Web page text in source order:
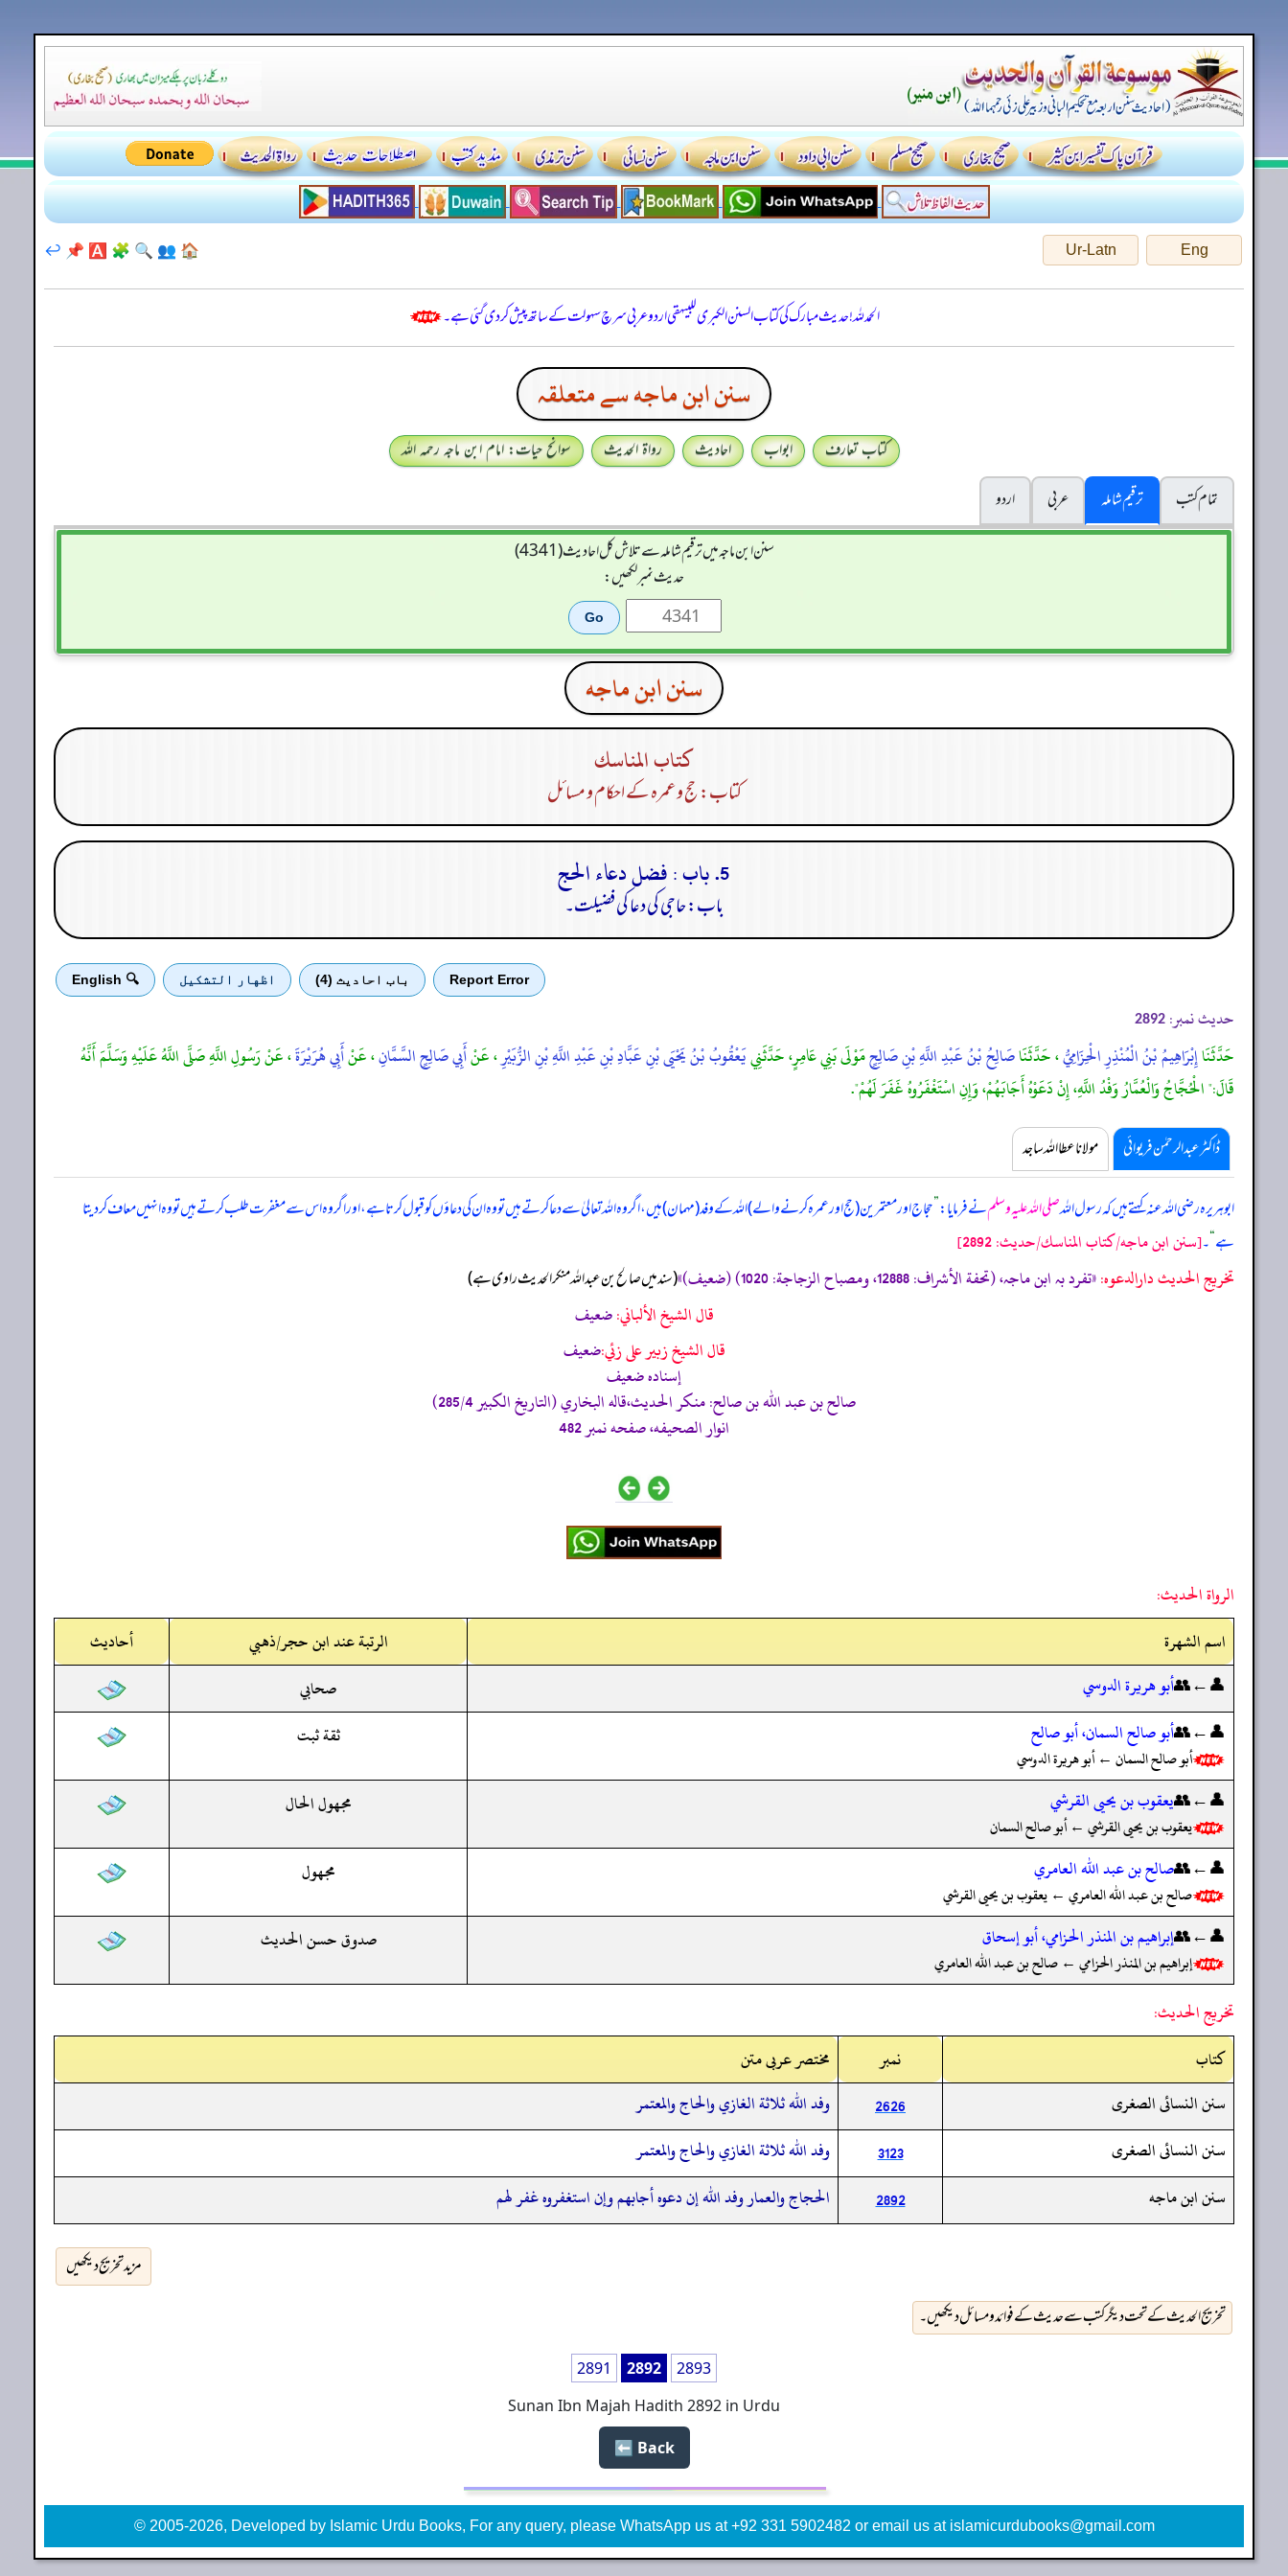
Eng
Ur-Latn
🏠
👥
🔍
🧩
🅰️
📌
↩️
الحمدللہ! حدیث مبارک کی کتاب السنن الكبرى للبيهقي اردو عربی سرچ سہولت کے ساتھ پیش کر دی گئی ہے۔
سنن ابن ماجه سے متعلقہ
کتاب تعارف ابواب احادیث رواۃ الحدیث
سوانح حیات: امام ابن ماجہ رحمہ اللہ
تمام کتب
ترقیم شاملہ عربی
اردو
سنن ابن ماجہ میں ترقیم شاملہ سے تلاش کل احادیث (4341)
حدیث نمبر لکھیں:
سنن ابن ماجه
كتاب المناسك
کتاب: حج و عمرہ کے احکام و مسائل
5. باب : فضل دعاء الحج
باب: حاجی کی دعا کی فضیلت۔
Report Error باب احادیث (4) اظهار التشكيل 🔍 English
حدیث نمبر: 2892
حَدَّثَنَاإِبْرَاهِيمُ بْنُ الْمُنْذِرِ الْحِزَامِيُّ، حَدَّثَنَاصَالِحُ بْنُ عَبْدِ اللَّهِ بْنِ صَالِحٍمَوْلَى بَنِي عَامِرٍ، حَدَّثَنِييَعْقُوبُ بْنُ يَحْيَى بْنِ عَبَّادِ بْنِ عَبْدِ اللَّهِ بْنِ الزُّبَيْرِ، عَنْأَبِي صَالِحٍ السَّمَّانِ، عَنْأَبِي هُرَيْرَةَ، عَنْ رَسُولِ اللَّهِ صَلَّى اللَّهُ عَلَيْهِ وَسَلَّمَ أَنَّهُ
قَالَ:" الْحُجَّاجُ وَالْعُمَّارُ وَفْدُ اللَّهِ، إِنْ دَعَوْهُ أَجَابَهُمْ، وَإِنِ اسْتَغْفَرُوهُ غَفَرَ لَهُمْ".
ڈاکٹر عبدالرحمٰن فریوائی مولانا عطا اللہ ساجد
ابوہریرہ رضی اللہ عنہ کہتے ہیں کہرسول اللہصلی اللہ علیہ وسلمنے فرمایا:”حجاج اور معتمرین (حج اور عمرہ کرنے والے) اللہ کے وفد (مہمان) ہیں، اگر وہ اللہ تعالیٰ سے دعا کرتے ہیں تو وہ ان کی دعاؤں کو قبول کرتا ہے، اور اگر وہ اس سے مغفرت طلب کرتے ہیں تو وہ انہیں معاف کر دیتا
ہے“۔[سنن ابن ماجه/كتاب المناسك/حدیث: 2892]
تخریج الحدیث دارالدعوہ:«تفرد بہ ابن ماجہ، (تحفة الأشراف: 12888، ومصباح الزجاجة: 1020) (ضعیف)» ‏‏‏‏ (سند میں صالح بن عبد اللہ منکر الحدیث راوی ہے)
قال الشيخ الألباني:ضعيف
قال الشيخ زبير على زئي:ضعيف
إسناده ضعيف
صالح بن عبد اللّٰه بن صالح: منكر الحديث،قاله البخاري (التاريخ الكبير 285/4)
انوار الصحيفه، صفحه نمبر 482
الرواة الحديث:
اسم الشهرة
الرتبة عند ابن حجر/ذهبي
أحاديث
👤←👥أبو هريرة الدوسي
صحابي
👤←👥أبو صالح السمان، أبو صالح
أبو صالح السمان ← أبو هريرة الدوسي
ثقة ثبت
👤←👥يعقوب بن يحيى القرشي
يعقوب بن يحيى القرشي ← أبو صالح السمان
مجهول الحال
👤←👥صالح بن عبد الله العامري
صالح بن عبد الله العامري ← يعقوب بن يحيى القرشي
مجهول
👤←👥إبراهيم بن المنذر الحزامي، أبو إسحاق
إبراهيم بن المنذر الحزامي ← صالح بن عبد الله العامري
صدوق حسن الحديث
تخريج الحديث:
کتاب
نمبر
مختصر عربی متن
سنن النسائى الصغرى
2626
وفد الله ثلاثة الغازي والحاج والمعتمر
سنن النسائى الصغرى
3123
وفد الله ثلاثة الغازي والحاج والمعتمر
سنن ابن ماجه
2892 الحجاج والعمار وفد الله إن دعوه أجابهم وإن استغفروه غفر لهم
مزید تخریج دیکھیں
تخریج الحدیث کے تحت دیگر کتب سے حدیث کے فوائد و مسائل دیکھیں۔
2891 2892
2893
Sunan Ibn Majah Hadith 2892 in Urdu
Back ⬅️
© 2005-2026, Developed by Islamic Urdu Books, For any query, please WhatsApp us at +92 331 5902482 or email us at islamicurdubooks@gmail.com